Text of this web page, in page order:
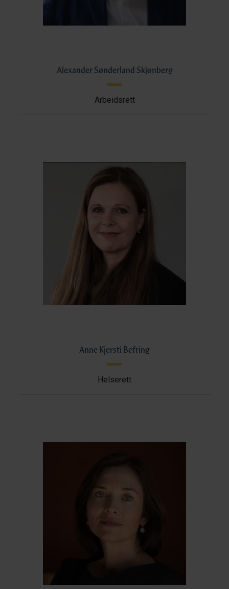
Alexander Sønderland Skjønberg
Arbeidsrett
Anne Kjersti Befring
Helserett